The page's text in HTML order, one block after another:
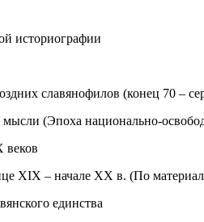
историографии
славянофилов (конец 70 –
(Эпоха национально-
веков
XIX – начале XX в. (По
единства